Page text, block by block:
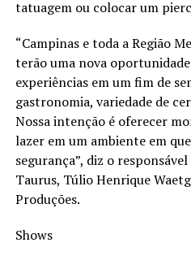
tatuagem ou colocar um
“Campinas e toda a Região
terão uma nova
experiências em um fim de
gastronomia, variedade de
Nossa intenção é oferecer
lazer em um ambiente em
segurança”, diz o
Taurus, Túlio Henrique
Produções.
Shows